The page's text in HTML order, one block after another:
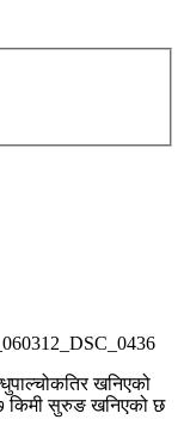
खनिएको
किमी सुरुङ खनिएको छ